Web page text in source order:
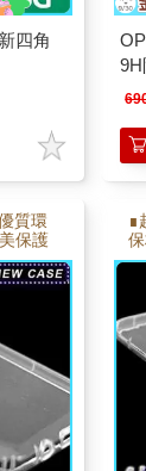
四角
質環
保護
∎耐彎
∎
∎